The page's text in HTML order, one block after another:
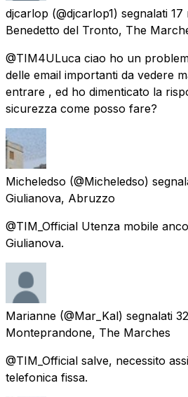
djcarlop (@djcarlop1) segnalati 17
Benedetto del Tronto, The
@TIM4ULuca ciao ho un
delle email importanti da vedere
entrare , ed ho dimenticato la
sicurezza come posso fare?
Micheledso (@Micheledso)
Giulianova, Abruzzo
@TIM_Official Utenza mobile
Giulianova.
Marianne (@Mar_Kal) segnalati
Monteprandone, The Marches
@TIM_Official salve, necessito
telefonica fissa.